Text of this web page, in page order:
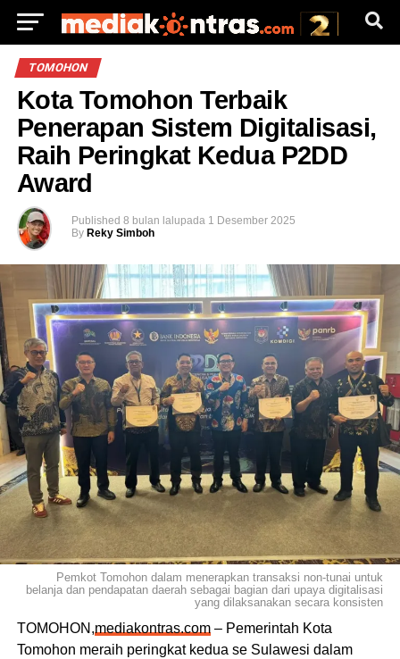
TOMOHON
Kota Tomohon Terbaik
Penerapan Sistem Digitalisasi,
Raih Peringkat Kedua P2DD
Award
Published 8 bulan lalupada 1 Desember 2025
By Reky Simboh
Pemkot Tomohon dalam menerapkan transaksi non-tunai untuk
belanja dan pendapatan daerah sebagai bagian dari upaya digitalisasi
yang dilaksanakan secara konsisten
TOMOHON,mediakontras.com– Pemerintah Kota
Tomohon meraih peringkat kedua se Sulawesi dalam